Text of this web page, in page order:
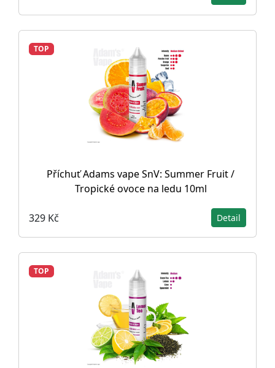
TOP
Příchuť Adams vape SnV: Summer Fruit /
Tropické ovoce na ledu 10ml
329 Kč Detail
TOP